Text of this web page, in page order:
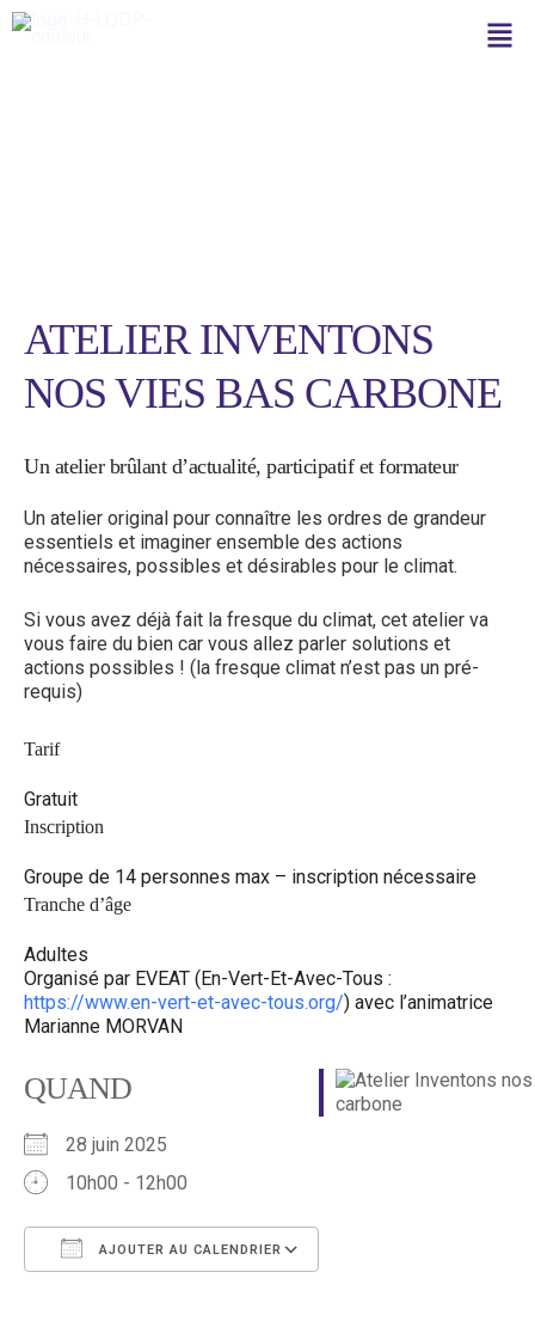
Aller
au
ATELIER INVENTONS
NOS VIES BAS CARBONE
Un atelier brûlant d’actualité, participatif et formateur
Un atelier original pour connaître les ordres de grandeur
essentiels et imaginer ensemble des actions
nécessaires, possibles et désirables pour le climat.
Si vous avez déjà fait la fresque du climat, cet atelier va
vous faire du bien car vous allez parler solutions et
actions possibles ! (la fresque climat n’est pas un pré-
requis)
Tarif
Gratuit
Inscription
Groupe de 14 personnes max – inscription nécessaire
Tranche d’âge
Adultes
Organisé par EVEAT (En-Vert-Et-Avec-Tous :
https://www.en-vert-et-avec-tous.org/‌) avec l’animatrice
Marianne MORVAN
QUAND
28 juin 2025
10h00 - 12h00
AJOUTER AU CALENDRIER